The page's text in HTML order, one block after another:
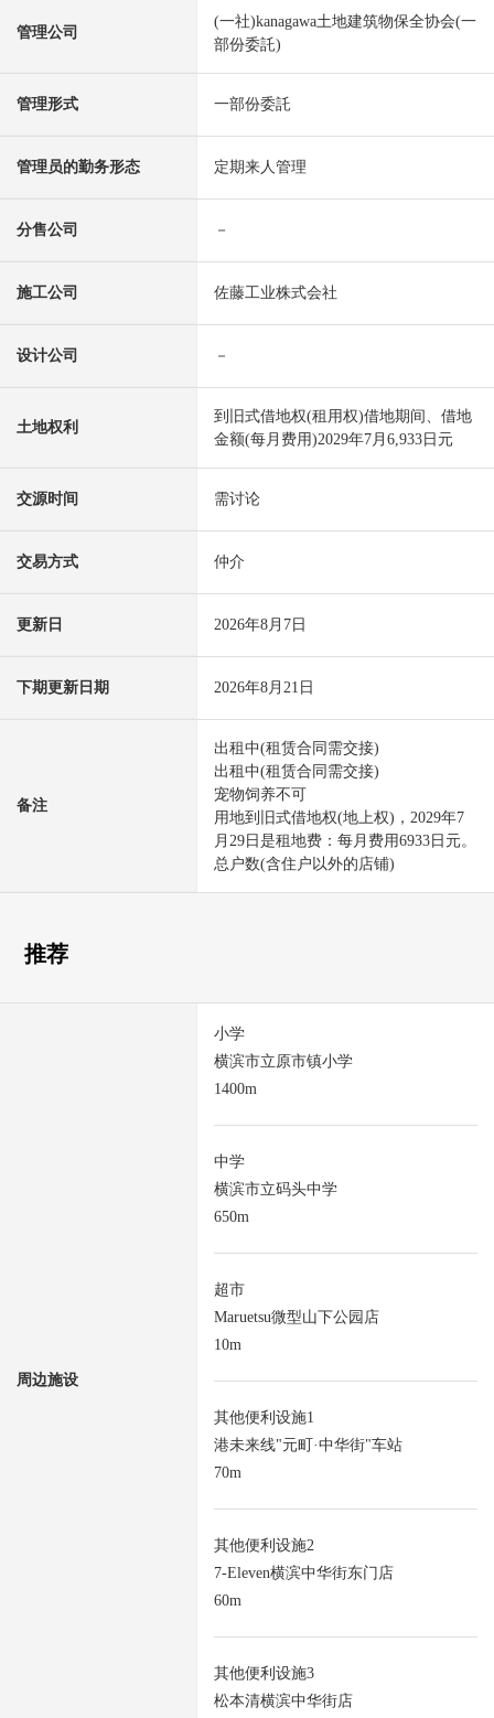
管理公司
(一社)kanagawa土地建筑物保全协会(一
部份委託)
管理形式 一部份委託
管理员的勤务形态 定期来人管理
分售公司 －
施工公司 佐藤工业株式会社
设计公司 －
土地权利
到旧式借地权(租用权)借地期间、借地
金额(每月费用)2029年7月6,933日元
交源时间 需讨论
交易方式 仲介
更新日 2026年8月7日
下期更新日期 2026年8月21日
备注
出租中(租赁合同需交接)
出租中(租赁合同需交接)
宠物饲养不可
用地到旧式借地权(地上权)，2029年7
月29日是租地费：每月费用6933日元。
总户数(含住户以外的店铺)
推荐
周边施设
小学
横滨市立原市镇小学
1400m
中学
横滨市立码头中学
650m
超市
Maruetsu微型山下公园店
10m
其他便利设施1
港未来线"元町·中华街"车站
70m
其他便利设施2
7-Eleven横滨中华街东门店
60m
其他便利设施3
松本清横滨中华街店